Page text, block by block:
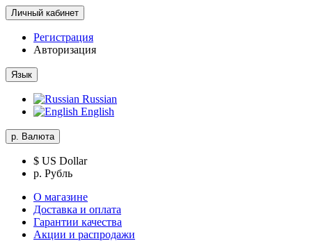
Личный кабинет
Регистрация
Авторизация
Язык
Russian
English
р. Валюта
$ US Dollar
р. Рубль
О магазине
Доставка и оплата
Гарантии качества
Акции и распродажи